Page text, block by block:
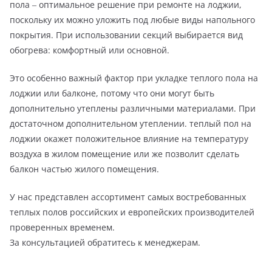
пола ‒ оптимальное решение при ремонте на лоджии,
поскольку их можно уложить под любые виды напольного
покрытия. При использовании секций выбирается вид
обогрева: комфортный или основной.
Это особенно важный фактор при укладке теплого пола на
лоджии или балконе, потому что они могут быть
дополнительно утеплены различными материалами. При
достаточном дополнительном утеплении. теплый пол на
лоджии окажет положительное влияние на температуру
воздуха в жилом помещение или же позволит сделать
балкон частью жилого помещения.
У нас представлен ассортимент самых востребованных
теплых полов российских и европейских производителей
проверенных временем.
За консультацией обратитесь к менеджерам.